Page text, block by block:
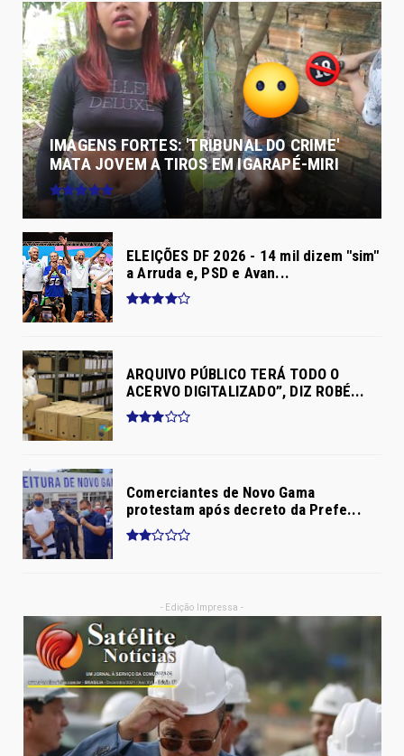
IMAGENS FORTES: 'TRIBUNAL DO CRIME'
MATA JOVEM A TIROS EM IGARAPÉ-MIRI
ELEIÇÕES DF 2026 - 14 mil dizem "sim"
a Arruda e, PSD e Avan...
ARQUIVO PÚBLICO TERÁ TODO O
ACERVO DIGITALIZADO”, DIZ ROBÉ...
Comerciantes de Novo Gama
protestam após decreto da Prefe...
- Edição Impressa -